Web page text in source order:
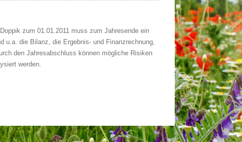
zum 01.01.2011 muss zum Jahresende ein
u.a. die Bilanz, die Ergebnis- und Finanzrechnung,
den Jahresabschluss können mögliche Risiken
werden.